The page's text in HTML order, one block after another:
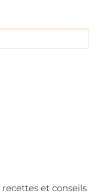
et conseils